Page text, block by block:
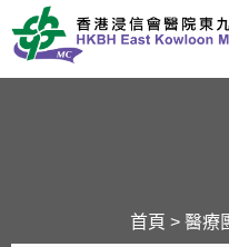
首頁 > 醫療